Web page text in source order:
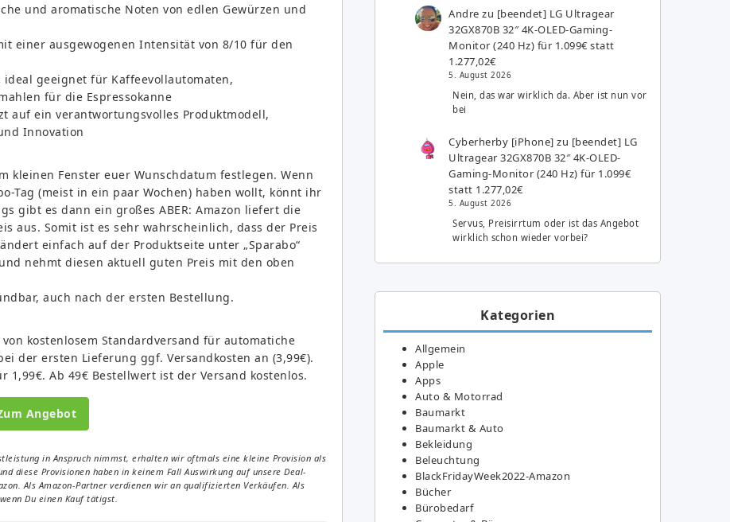
und aromatische Noten von edlen Gewürzen und
einer ausgewogenen Intensität von 8/10 für den
geeignet für Kaffeevollautomaten,
für die Espressokanne
auf ein verantwortungsvolles Produktmodell,
Innovation
kleinen Fenster euer Wunschdatum festlegen. Wenn
Tag (meist in ein paar Wochen) haben wollt, könnt ihr
gibt es dann ein großes ABER: Amazon liefert die
aus. Somit ist es sehr wahrscheinlich, dass der Preis
einfach auf der Produktseite unter „Sparabo“
nehmt diesen aktuell guten Preis mit den oben
auch nach der ersten Bestellung.
kostenlosem Standardversand für automatiche
der ersten Lieferung ggf. Versandkosten an (3,99€).
Ab 49€ Bestellwert ist der Versand kostenlos.
Angebot
in Anspruch nimmst, erhalten wir oftmals eine kleine Provision als
diese Provisionen haben in keinem Fall Auswirkung auf unsere Deal-
Als Amazon-Partner verdienen wir an qualifizierten Verkäufen. Als
Du einen Kauf tätigst.
Andre zu [beendet] LG Ultragear
32GX870B 32″ 4K-OLED-Gaming-
Monitor (240 Hz) für 1.099€ statt
1.277,02€
5. August 2026
Nein, das war wirklich da. Aber ist nun vor
bei
Cyberherby [iPhone] zu [beendet] LG
Ultragear 32GX870B 32″ 4K-OLED-
Gaming-Monitor (240 Hz) für 1.099€
statt 1.277,02€
5. August 2026
Servus, Preisirrtum oder ist das Angebot
wirklich schon wieder vorbei?
Kategorien
Allgemein
Apple
Apps
Auto & Motorrad
Baumarkt
Baumarkt & Auto
Bekleidung
Beleuchtung
BlackFridayWeek2022-Amazon
Bücher
Bürobedarf